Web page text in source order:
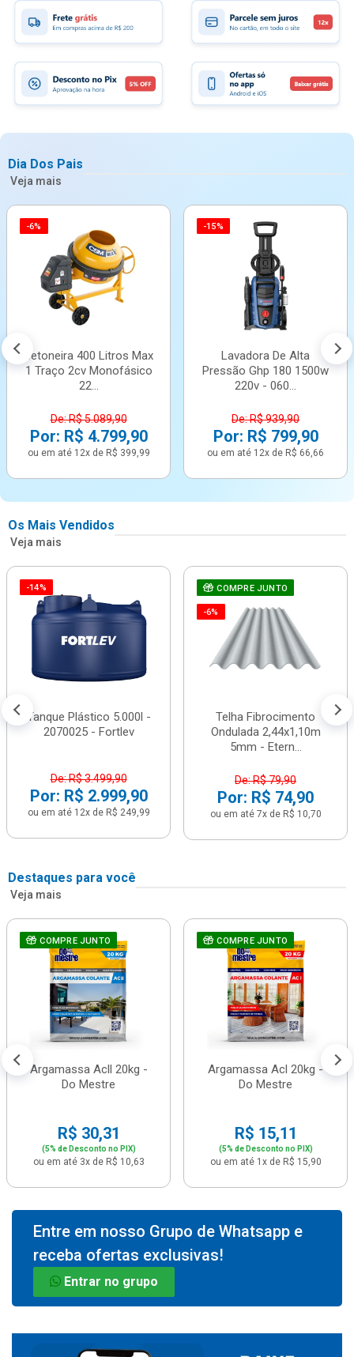
Dia Dos Pais
Veja mais
-6%
Betoneira 400 Litros Max
1 Traço 2cv Monofásico
22...
De: R$ 5.089,90
Por: R$ 4.799,90
ou em até 12x de R$ 399,99
-15%
Lavadora De Alta
Pressão Ghp 180 1500w
220v - 060...
De: R$ 939,90
Por: R$ 799,90
ou em até 12x de R$ 66,66
Os Mais Vendidos
Veja mais
-14%
Tanque Plástico 5.000l -
2070025 - Fortlev
De: R$ 3.499,90
Por: R$ 2.999,90
ou em até 12x de R$ 249,99
COMPRE JUNTO
-6%
Telha Fibrocimento
Ondulada 2,44x1,10m
5mm - Etern...
De: R$ 79,90
Por: R$ 74,90
ou em até 7x de R$ 10,70
Destaques para você
Veja mais
COMPRE JUNTO
Argamassa Acll 20kg -
Do Mestre
R$ 30,31
(5% de Desconto no PIX)
ou em até 3x de R$ 10,63
COMPRE JUNTO
Argamassa Acl 20kg -
Do Mestre
R$ 15,11
(5% de Desconto no PIX)
ou em até 1x de R$ 15,90
Entre em nosso Grupo de Whatsapp e
receba ofertas exclusivas!
Entrar no grupo